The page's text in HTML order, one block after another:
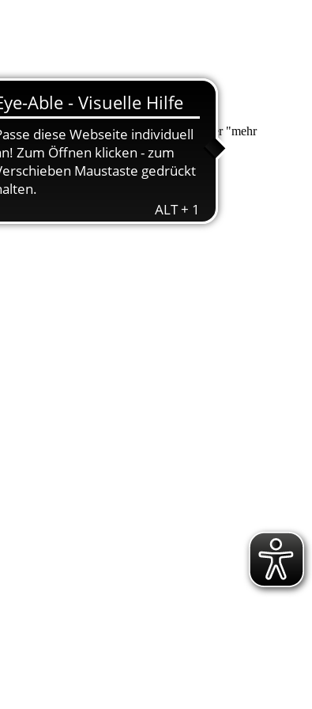
nach Ihrem Anliegen suchen. Unter "mehr